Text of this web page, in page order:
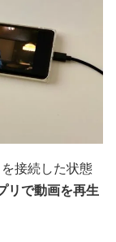
接続した状態
リで動画を再生